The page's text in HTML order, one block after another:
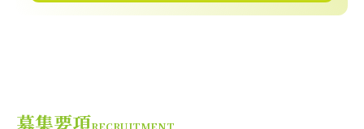
募集要項RECRUITMENT